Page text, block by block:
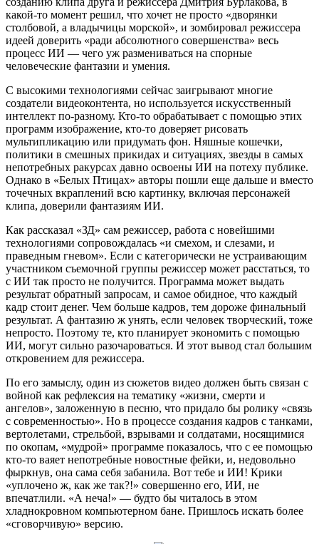
какой-то момент решил, что хочет не просто «дворянки
столбовой, а владычицы морской», и зомбировал режиссера
идеей доверить «ради абсолютного совершенства» весь
процесс ИИ — чего уж размениваться на спорные
человеческие фантазии и умения.
С высокими технологиями сейчас заигрывают многие
создатели видеоконтента, но используется искусственный
интеллект по-разному. Кто-то обрабатывает с помощью этих
программ изображение, кто-то доверяет рисовать
мультипликацию или придумать фон. Няшные кошечки,
политики в смешных прикидах и ситуациях, звезды в самых
непотребных ракурсах давно освоены ИИ на потеху публике.
Однако в «Белых Птицах» авторы пошли еще дальше и вместо
точечных вкраплений всю картинку, включая персонажей
клипа, доверили фантазиям ИИ.
Как рассказал «ЗД» сам режиссер, работа с новейшими
технологиями сопровождалась «и смехом, и слезами, и
праведным гневом». Если с категорически не устраивающим
участником съемочной группы режиссер может расстаться, то
с ИИ так просто не получится. Программа может выдать
результат обратный запросам, и самое обидное, что каждый
кадр стоит денег. Чем больше кадров, тем дороже финальный
результат. А фантазию ж унять, если человек творческий, тоже
непросто. Поэтому те, кто планирует экономить с помощью
ИИ, могут сильно разочароваться. И этот вывод стал большим
откровением для режиссера.
По его замыслу, один из сюжетов видео должен быть связан с
войной как рефлексия на тематику «жизни, смерти и
ангелов», заложенную в песню, что придало бы ролику «связь
с современностью». Но в процессе создания кадров с танками,
вертолетами, стрельбой, взрывами и солдатами, носящимися
по окопам, «мудрой» программе показалось, что с ее помощью
кто-то ваяет непотребные новостные фейки, и, недовольно
фыркнув, она сама себя забанила. Вот тебе и ИИ! Крики
«уплочено ж, как же так?!» совершенно его, ИИ, не
впечатлили. «А неча!» — будто бы читалось в этом
хладнокровном компьютерном бане. Пришлось искать более
«сговорчивую» версию.